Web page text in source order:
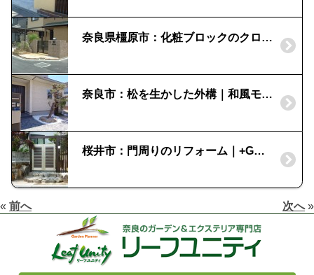
奈良県橿原市：化粧ブロックのクローズ外構
奈良市：松を生かした外構｜和風モダン
桜井市：門周りのリフォーム｜+Gでスリットの目隠し
« 前へ 次へ»